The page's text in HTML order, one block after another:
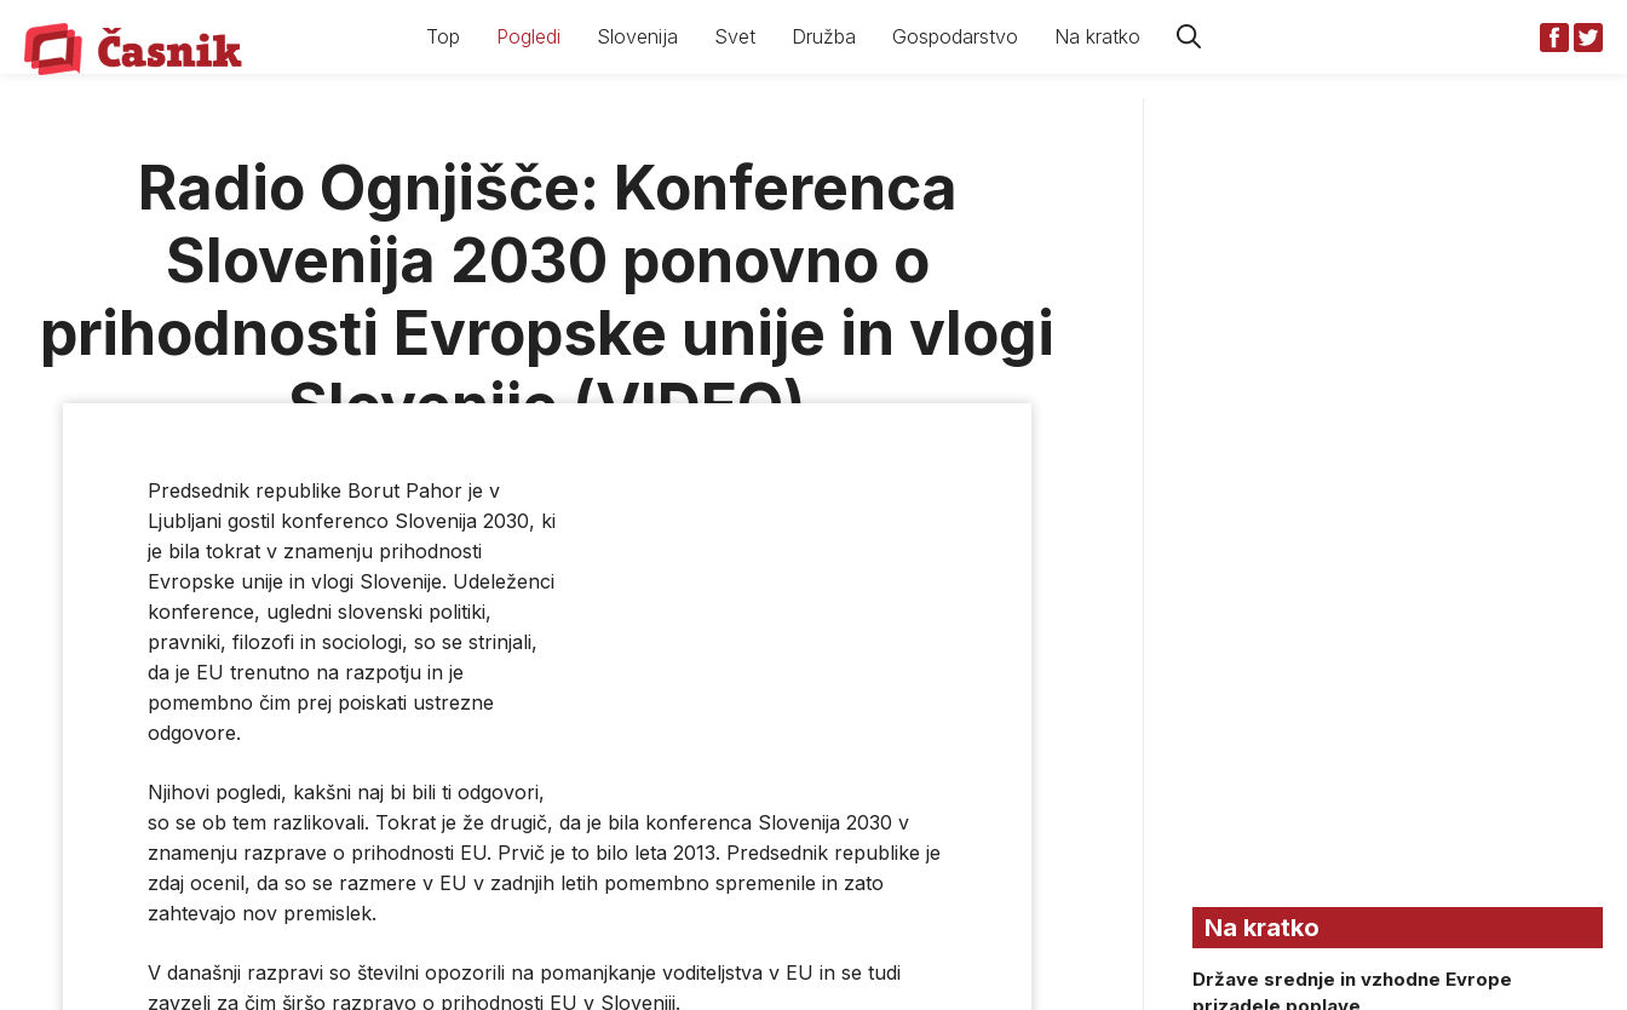
content
Top Pogledi Slovenija Svet Družba Gospodarstvo Na kratko
Radio Ognjišče: Konferenca
Slovenija 2030 ponovno o
prihodnosti Evropske unije in vlogi
Slovenije (VIDEO)
08.04.17
Predsednik republike Borut Pahor je v
Ljubljani gostil konferenco Slovenija 2030, ki
je bila tokrat v znamenju prihodnosti
Evropske unije in vlogi Slovenije. Udeleženci
konference, ugledni slovenski politiki,
pravniki, filozofi in sociologi, so se strinjali,
da je EU trenutno na razpotju in je
pomembno čim prej poiskati ustrezne
odgovore.
Njihovi pogledi, kakšni naj bi bili ti odgovori,
so se ob tem razlikovali. Tokrat je že drugič, da je bila konferenca Slovenija 2030 v
znamenju razprave o prihodnosti EU. Prvič je to bilo leta 2013. Predsednik republike je
zdaj ocenil, da so se razmere v EU v zadnjih letih pomembno spremenile in zato
zahtevajo nov premislek.
V današnji razpravi so številni opozorili na pomanjkanje voditeljstva v EU in se tudi
zavzeli za čim širšo razpravo o prihodnosti EU v Sloveniji.
Na kratko
Države srednje in vzhodne Evrope